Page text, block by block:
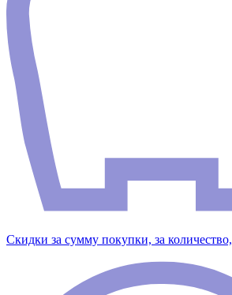
Скидки за сумму покупки, за